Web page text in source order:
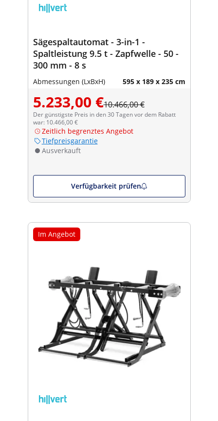
Sägespaltautomat - 3-in-1 -
Spaltleistung 9.5 t - Zapfwelle - 50 -
300 mm - 8 s
Abmessungen (LxBxH) 595 x 189 x 235 cm
5.233,00 €10.466,00 €
Der günstigste Preis in den 30 Tagen vor dem Rabatt
war: 10.466,00 €
Zeitlich begrenztes Angebot
Tiefpreisgarantie
Ausverkauft
Verfügbarkeit prüfen
Im Angebot